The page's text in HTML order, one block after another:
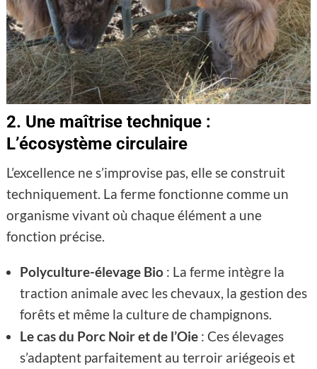
2. Une maîtrise technique :
L’écosystème circulaire
L’excellence ne s’improvise pas, elle se construit
techniquement. La ferme fonctionne comme un
organisme vivant où chaque élément a une
fonction précise.
Polyculture-élevage Bio: La ferme intègre la
traction animale avec les chevaux, la gestion des
forêts et même la culture de champignons.
Le cas du Porc Noir et de l’Oie: Ces élevages
s’adaptent parfaitement au terroir ariégeois et